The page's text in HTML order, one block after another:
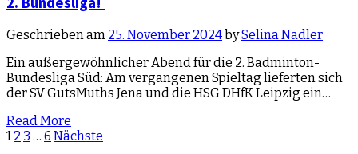
Geschrieben am 25. November 2024bySelina Nadler
Ein außergewöhnlicher Abend für die 2. Badminton-
Bundesliga Süd: Am vergangenen Spieltag lieferten sich
der SV GutsMuths Jena und die HSG DHfK Leipzig ein…
Read More
Beitragsnavigation
1 2 3 … 6 Nächste